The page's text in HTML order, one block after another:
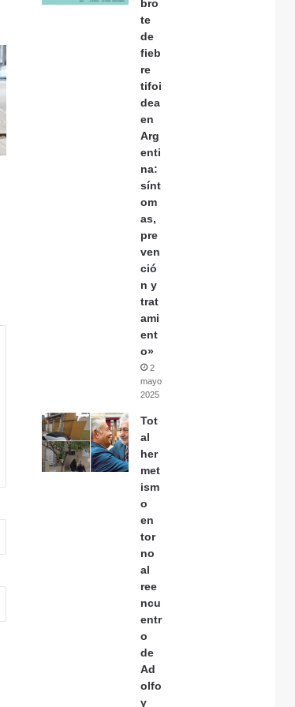
bro
te
de
fieb
re
tifoi
dea
en
Arg
enti
na:
sínt
om
as,
pre
ven
ció
n y
trat
ami
ent
o»
2
mayo,
2025
Tot
al
her
met
ism
o
en
tor
no
al
ree
ncu
entr
o
de
Ad
olfo
y